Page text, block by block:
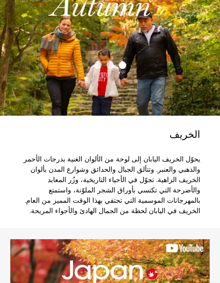
الخريف
يحوّل الخريف اليابان إلى لوحة من الألوان الغنية بدرجات الأحمر
والذهبي والعنبر. وتتألق الجبال والحدائق وشوارع المدن بألوان
الخريف الزاهية. تجوّل في الأحياء التاريخية، وزُر المعابد
والأضرحة التي تكتسي بأوراق الشجر الملوّنة، واستمتع
بالمهرجانات الموسمية التي تحتفي بهذا الوقت المميز من العام.
الخريف في اليابان لحظة من الجمال الهادئ والأجواء المريحة.